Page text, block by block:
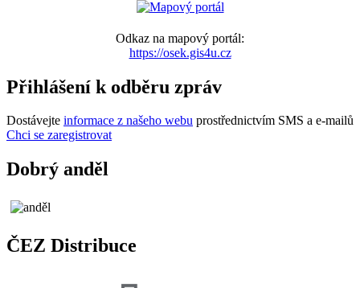
Odkaz na mapový portál:
https://osek.gis4u.cz
Přihlášení k odběru zpráv
Dostávejte informace z našeho webu prostřednictvím SMS a e-mailů
Chci se zaregistrovat
Dobrý anděl
ČEZ Distribuce